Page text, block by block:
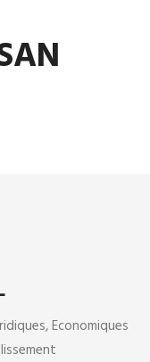
Economiques